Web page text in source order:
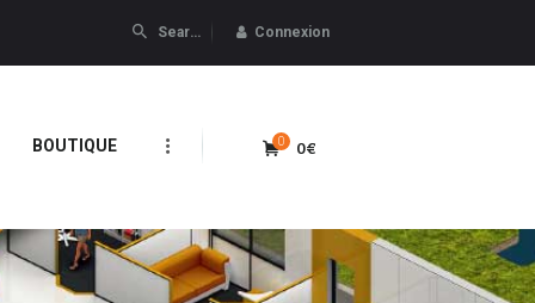
Connexion
BOUTIQUE 0€
0